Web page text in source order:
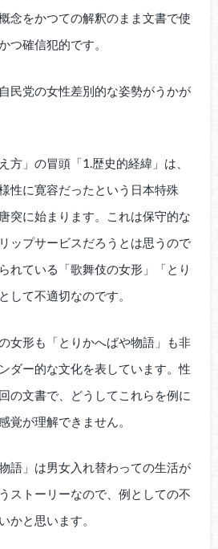
念をかつての解釈のまま文書で使
つ確信犯的です。
民党の女性差別的な姿勢がうかが
方」の冒頭「1.歴史的経緯」は、
性に寛容だったという日本特殊
突に始まります。これは保守的な
ップサービスだろうとは思うので
れている「歌舞伎の女形」「とり
して不適切なのです。
女形も「とりかへばや物語」も非
ダー的な文化を表しています。性
の文書で、どうしてこれらを例に
覚が理解できません。
語」は男女入れ替わっての生活が
ストーリーなので、例としての不
かと思います。